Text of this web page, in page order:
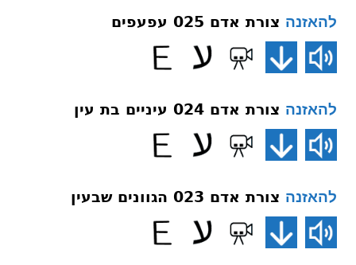
להאזנה צורת אדם 025 עפעפים
להאזנה צורת אדם 024 עיניים בת עין
להאזנה צורת אדם 023 הגוונים שבעין